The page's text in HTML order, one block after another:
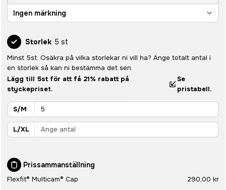
Ingen märkning
Storlek 5 st
Minst 5st. Osäkra på vilka storlekar ni vill ha? Ange totalt antal i
en storlek så kan ni bestämma det sen.
Lägg till 5st för att få 21% rabatt på
styckepriset.
Se
pristabell.
S/M
L/XL
Prissammanställning
Flexfit® Multicam® Cap 290,00 kr